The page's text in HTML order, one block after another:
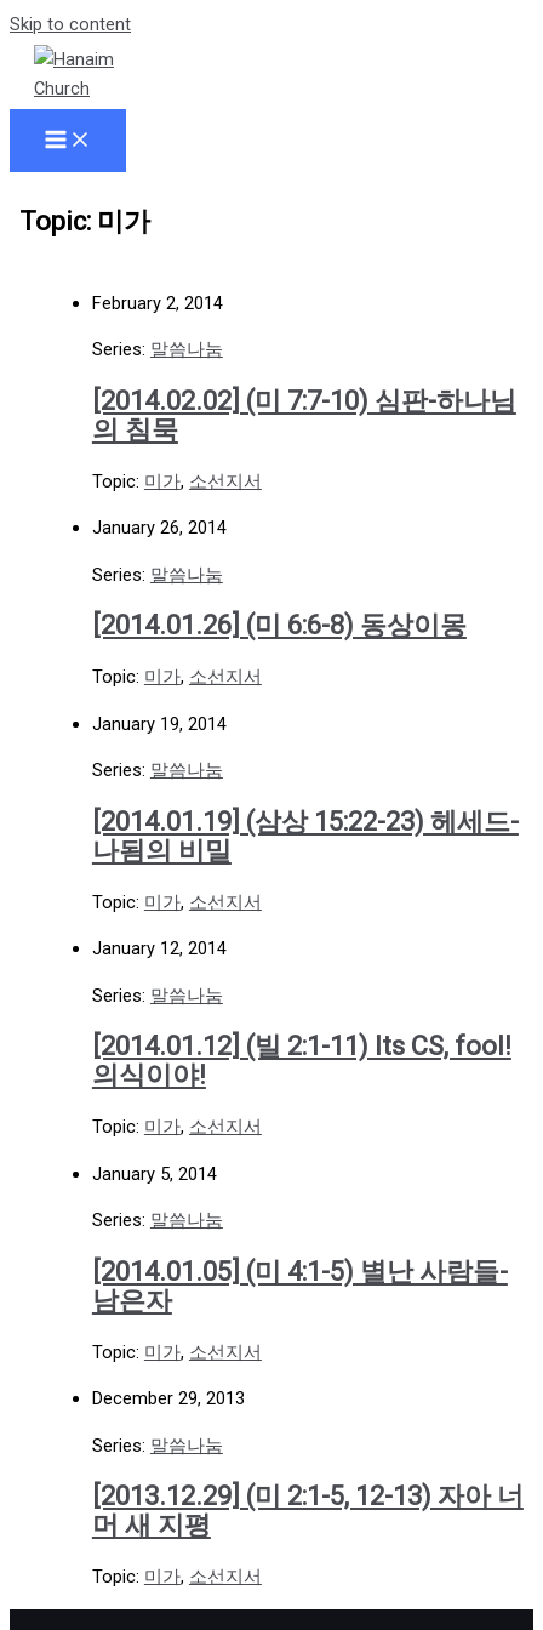
Skip to content
Topic: 미가
February 2, 2014
Series: 말씀나눔
[2014.02.02] (미 7:7-10) 심판-하나님
의 침묵
Topic: 미가, 소선지서
January 26, 2014
Series: 말씀나눔
[2014.01.26] (미 6:6-8) 동상이몽
Topic: 미가, 소선지서
January 19, 2014
Series: 말씀나눔
[2014.01.19] (삼상 15:22-23) 헤세드-
나됨의 비밀
Topic: 미가, 소선지서
January 12, 2014
Series: 말씀나눔
[2014.01.12] (빌 2:1-11) Its CS, fool!
의식이야!
Topic: 미가, 소선지서
January 5, 2014
Series: 말씀나눔
[2014.01.05] (미 4:1-5) 별난 사람들-
남은자
Topic: 미가, 소선지서
December 29, 2013
Series: 말씀나눔
[2013.12.29] (미 2:1-5, 12-13) 자아 너
머 새 지평
Topic: 미가, 소선지서